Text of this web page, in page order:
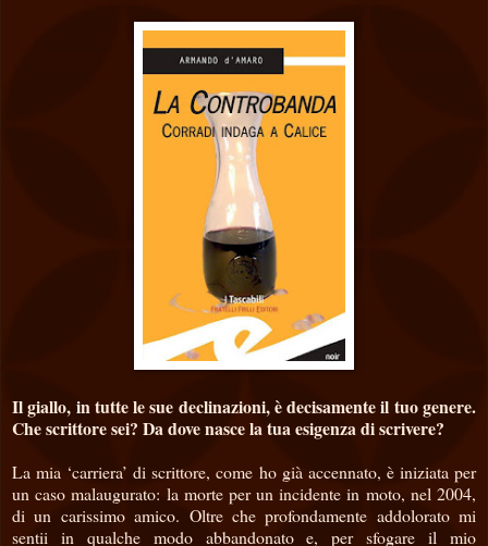
Il giallo, in tutte le sue declinazioni, è decisamente il tuo genere.
Che scrittore sei? Da dove nasce la tua esigenza di scrivere?
La mia ‘carriera’ di scrittore, come ho già accennato, è iniziata per
un caso malaugurato: la morte per un incidente in moto, nel 2004,
di un carissimo amico. Oltre che profondamente addolorato mi
sentii in qualche modo abbandonato e, per sfogare il mio